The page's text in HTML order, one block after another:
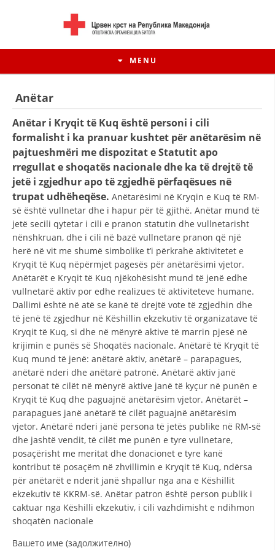
MENU
HISTORIA E LËVIZJES
HISTORIA E KRYQIT TË KUQ
STRUKTURA E ORGANIZATËS
KONTAKT INFORMACIONE
ANËTARËSIMI NË STRUKTURAT PROFESIONALE
LIGJI I KRYQIT TË KUQ
STATUTI I KRYQIT TË KUQ
ORGANIZIMI DHE ZHVILLIMI
BORDI DREJTUES
STRUKTURA DHE STRUKTURA ORGANIZATIVE
Anëtar
Anëtar i Kryqit të Kuq është personi i cili
formalisht i ka pranuar kushtet për anëtarësim në
pajtueshmëri me dispozitat e Statutit apo
rregullat e shoqatës nacionale dhe ka të drejtë të
jetë i zgjedhur apo të zgjedhë përfaqësues në
trupat udhëheqëse. Anëtarësimi në Kryqin e Kuq të RM-
së është vullnetar dhe i hapur për të gjithë. Anëtar mund të
jetë secili qytetar i cili e pranon statutin dhe vullnetarisht
nënshkruan, dhe i cili në bazë vullnetare pranon që një
herë në vit me shumë simbolike t’i përkrahë aktivitetet e
Kryqit të Kuq nëpërmjet pagesës për anëtarësimi vjetor.
Anëtarët e Kryqit të Kuq njëkohësisht mund të jenë edhe
vullnetarë aktiv por edhe realizues të aktiviteteve humane.
Dallimi është në atë se kanë të drejtë vote të zgjedhin dhe
të jenë të zgjedhur në Këshillin ekzekutiv të organizatave të
Kryqit të Kuq, si dhe në mënyrë aktive të marrin pjesë në
krijimin e punës së Shoqatës nacionale. Anëtarë të Kryqit të
Kuq mund të jenë: anëtarë aktiv, anëtarë – parapagues,
anëtarë nderi dhe anëtarë patronë. Anëtarë aktiv janë
personat të cilët në mënyrë aktive janë të kyçur në punën e
Kryqit të Kuq dhe paguajnë anëtarësim vjetor. Anëtarët –
parapagues janë anëtarë të cilët paguajnë anëtarësim
vjetor. Anëtarë nderi janë persona të jetës publike në RM-së
dhe jashtë vendit, të cilët me punën e tyre vullnetare,
posaçërisht me meritat dhe donacionet e tyre kanë
kontribut të posaçëm në zhvillimin e Kryqit të Kuq, ndërsa
për anëtarët e nderit janë shpallur nga ana e Këshillit
ekzekutiv të KKRM-së. Anëtar patron është person publik i
caktuar nga Këshilli ekzekutiv, i cili vazhdimisht e ndihmon
shoqatën nacionale
Вашето име (задолжително)